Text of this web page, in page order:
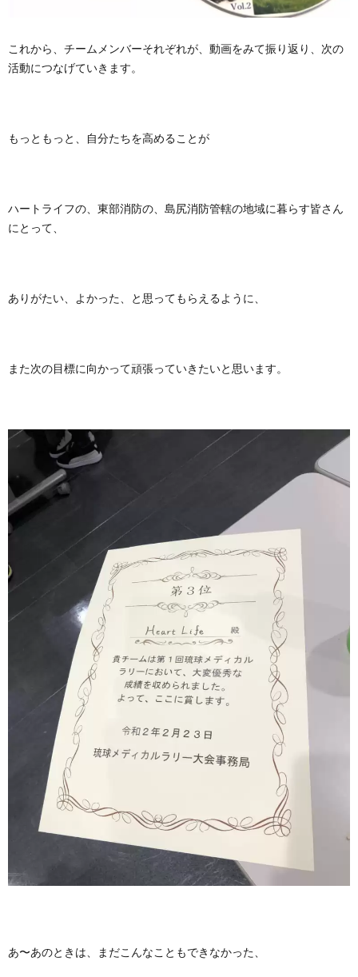
これから、チームメンバーそれぞれが、動画をみて振り返り、次の
活動につなげていきます。
もっともっと、自分たちを高めることが
ハートライフの、東部消防の、島尻消防管轄の地域に暮らす皆さん
にとって、
ありがたい、よかった、と思ってもらえるように、
また次の目標に向かって頑張っていきたいと思います。
あ〜あのときは、まだこんなこともできなかった、